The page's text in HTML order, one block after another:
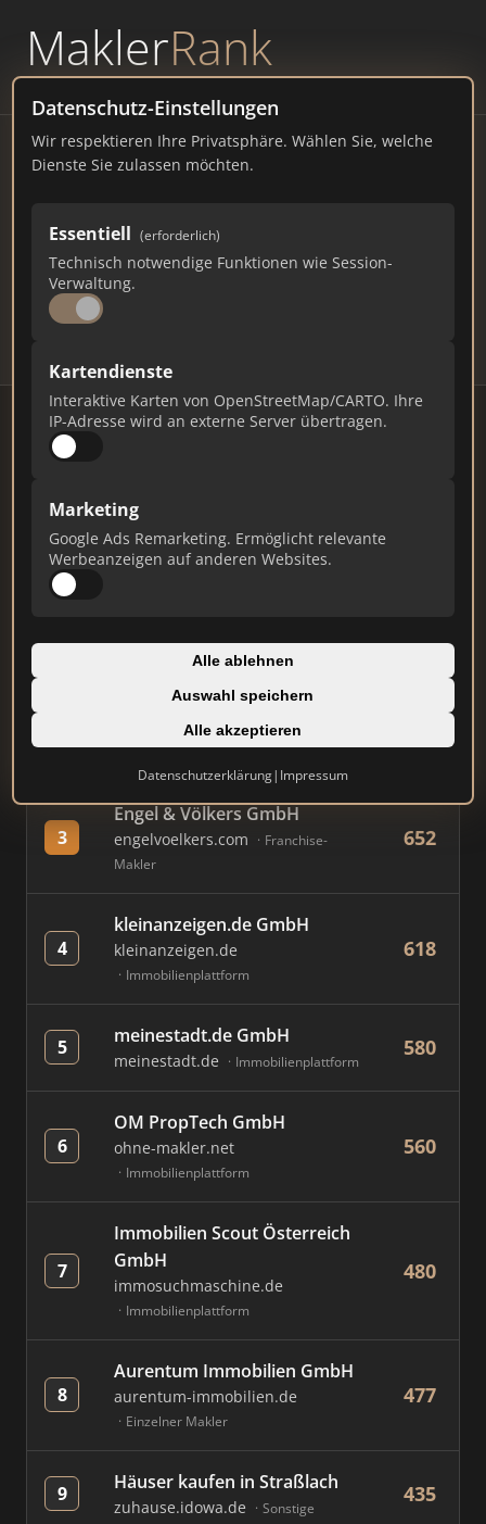
MaklerRank
powered byWAVEPOINT
Datenschutz-Einstellungen
Wir respektieren Ihre Privatsphäre. Wählen Sie, welche
Dienste Sie zulassen möchten.
Essentiell (erforderlich)
Technisch notwendige Funktionen wie Session-
Verwaltung.
Kartendienste
Interaktive Karten von OpenStreetMap/CARTO. Ihre
IP-Adresse wird an externe Server übertragen.
Marketing
Google Ads Remarketing. Ermöglicht relevante
Werbeanzeigen auf anderen Websites.
Alle ablehnen
Auswahl speichern
Alle akzeptieren
Datenschutzerklärung| Impressum
Immobilienmakler Bad
Abbach – Ranking Juli 2026
BAYERN 7.585 EINWOHNER
76 598
# MAKLER / FIRMA
1 immobilienscout24.de
Immobilienplattform
879
AVIV Germany GmbH
immowelt.de Immobilienplattform
3
Engel & Völkers GmbH
engelvoelkers.com
Franchise-
Makler
652
4
kleinanzeigen.de GmbH
kleinanzeigen.de
Immobilienplattform
618
5 meinestadt.de GmbH
meinestadt.de Immobilienplattform
580
6
OM PropTech GmbH
ohne-makler.net
Immobilienplattform
560
7
Immobilien Scout Österreich
GmbH
immosuchmaschine.de
Immobilienplattform
480
8
Aurentum Immobilien GmbH
aurentum-immobilien.de
Einzelner Makler
477
9 Häuser kaufen in Straßlach
zuhause.idowa.de Sonstige
435